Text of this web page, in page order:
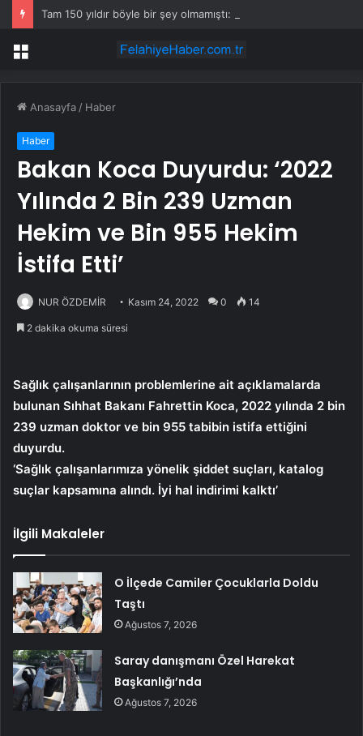
Menü
Anasayfa / Haber
Haber
Bakan Koca Duyurdu: ‘2022
Yılında 2 Bin 239 Uzman
Hekim ve Bin 955 Hekim
İstifa Etti’
NUR ÖZDEMİR Kasım 24, 2022 0 14
2 dakika okuma süresi
Sağlık çalışanlarının problemlerine ait açıklamalarda
bulunan Sıhhat Bakanı Fahrettin Koca, 2022 yılında 2 bin
239 uzman doktor ve bin 955 tabibin istifa ettiğini
duyurdu.
‘Sağlık çalışanlarımıza yönelik şiddet suçları, katalog
suçlar kapsamına alındı. İyi hal indirimi kalktı’
İlgili Makaleler
O İlçede Camiler Çocuklarla Doldu
Taştı
Ağustos 7, 2026
Saray danışmanı Özel Harekat
Başkanlığı’nda
Ağustos 7, 2026